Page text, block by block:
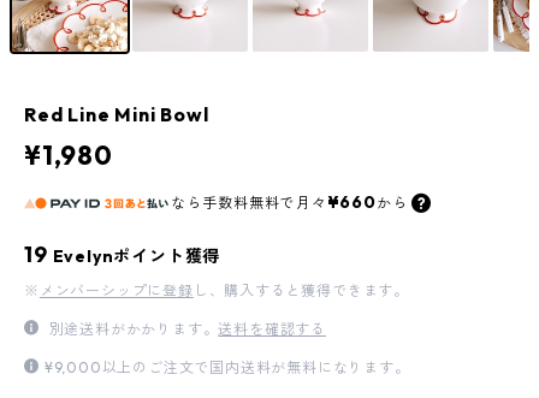
Red Line Mini Bowl
¥1,980
なら 手数料無料で 月々 ¥660から
19 Evelynポイント獲得
※ メンバーシップに登録 し、購入すると獲得できます。
別途送料がかかります。送料を確認する
¥9,000以上のご注文で国内送料が無料になります。